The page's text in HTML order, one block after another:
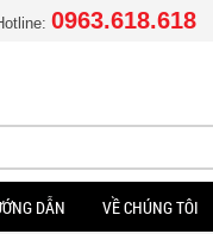
0963.618.618
DẪN VỀ CHÚNG TÔI